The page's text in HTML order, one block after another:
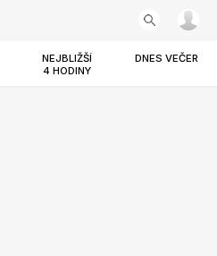
NEJBLIŽŠÍ
4 HODINY
DNES VEČER